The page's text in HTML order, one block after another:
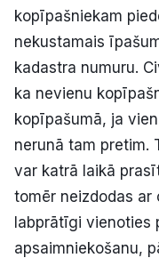
kopīpašniekam
nekustamais
kadastra numuru.
ka nevienu
kopīpašumā, ja
nerunā tam pretim.
var katrā laikā
tomēr neizdodas ar
labprātīgi vienoties
apsaimniekošanu,